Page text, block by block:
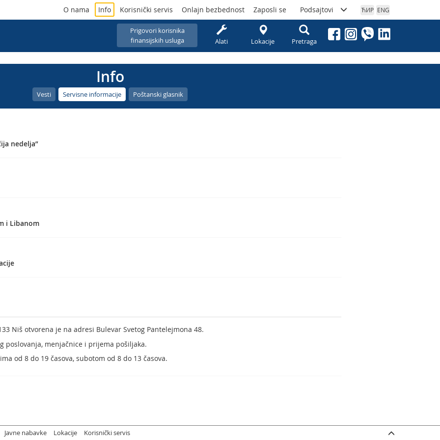
Prigovori korisnika
finansijskih usluga
Alati Lokacije Pretraga
O nama Info Korisnički servis Onlajn bezbednost Zaposli se Podsajtovi ЋИР ENG
Info
Vesti Servisne informacije Poštanski glasnik
nedelja”
i Libanom
Niš otvorena je na adresi Bulevar Svetog Pantelejmona 48.
poslovanja, menjačnice i prijema pošiljaka.
od 8 do 19 časova, subotom od 8 do 13 časova.
Javne nabavke Lokacije Korisnički servis